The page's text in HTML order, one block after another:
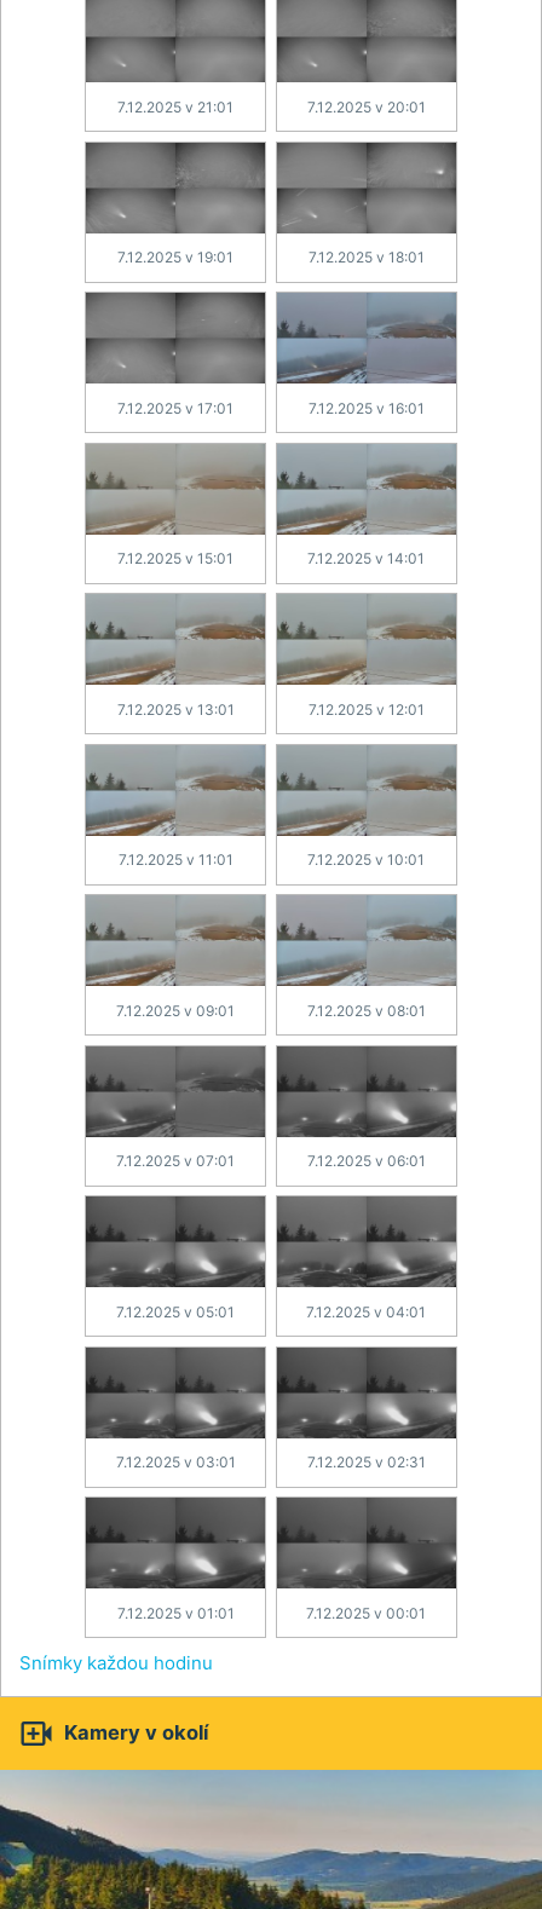
7.12.2025 v 21:01 7.12.2025 v 20:01
7.12.2025 v 19:01 7.12.2025 v 18:01
7.12.2025 v 17:01 7.12.2025 v 16:01
7.12.2025 v 15:01 7.12.2025 v 14:01
7.12.2025 v 13:01 7.12.2025 v 12:01
7.12.2025 v 11:01 7.12.2025 v 10:01
7.12.2025 v 09:01 7.12.2025 v 08:01
7.12.2025 v 07:01 7.12.2025 v 06:01
7.12.2025 v 05:01 7.12.2025 v 04:01
7.12.2025 v 03:01 7.12.2025 v 02:31
7.12.2025 v 01:01 7.12.2025 v 00:01
Snímky každou hodinu
 Kamery v okolí